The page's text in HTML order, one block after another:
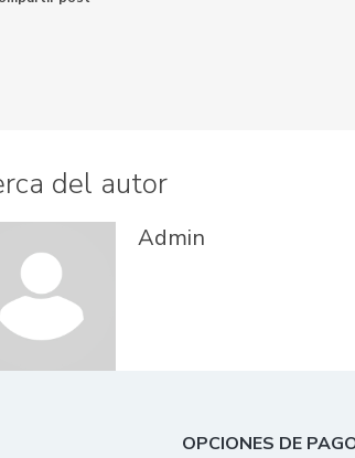
del autor
Admin
OPCIONES DE